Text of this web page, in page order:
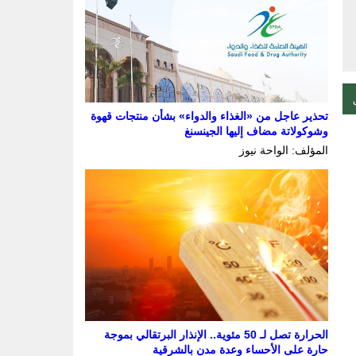
تحذير عاجل من «الغذاء والدواء» بشأن منتجات قهوة
وشوكولاتة مضاف إليها الجينسنغ
المؤلف: الواحة نيوز
الحرارة تصل لـ 50 مئوية.. الإنذار البرتقالي بموجة
حارة على الأحساء وعدة مدن بالشرقية